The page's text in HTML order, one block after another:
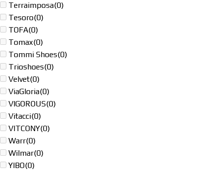
Terraimposa(0)
Tesoro(0)
TOFA(0)
Tomax(0)
Tommi Shoes(0)
Trioshoes(0)
Velvet(0)
ViaGloria(0)
VIGOROUS(0)
Vitacci(0)
VITCONY(0)
Warr(0)
Wilmar(0)
YIBO(0)